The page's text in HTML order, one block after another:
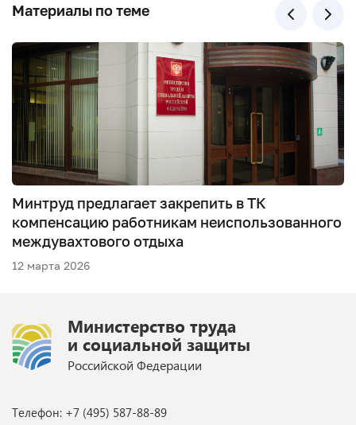
Материалы по теме
Минтруд предлагает закрепить в ТК
компенсацию работникам неиспользованного
междувахтового отдыха
12 марта 2026
Министерство труда
и социальной защиты
Российской Федерации
Телефон: +7 (495) 587-88-89